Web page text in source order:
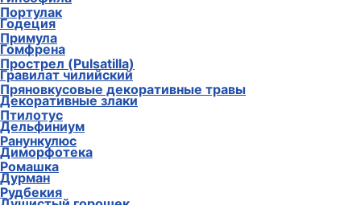
Портулак
Примула
Прострел (Pulsatilla)
Пряновкусовые декоративные травы
Птилотус
Ранункулюс
Ромашка
Рудбекия
Годеция
Гомфрена
Гравилат чилийский
Декоративные злаки
Дельфиниум
Диморфотека
Дурман